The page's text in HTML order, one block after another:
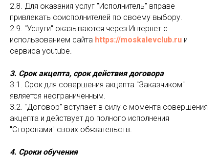
2.8. Для оказания услуг "Исполнитель" вправе
привлекать соисполнителей по своему выбору.
2.9. "Услуги" оказываются через Интернет с
использованием сайта https://moskalevclub.ru и
сервиса youtube.
3. Срок акцепта, срок действия договора
3.1. Срок для совершения акцепта "Заказчиком"
является неограниченным.
3.2. "Договор" вступает в силу с момента совершения
акцепта и действует до полного исполнения
"Сторонами" своих обязательств.
4. Сроки обучения